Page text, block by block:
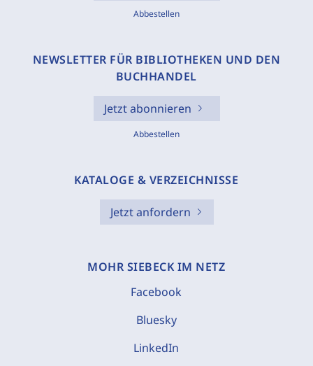
Abbestellen
NEWSLETTER FÜR BIBLIOTHEKEN UND DEN
BUCHHANDEL
Jetzt abonnieren
Abbestellen
KATALOGE & VERZEICHNISSE
Jetzt anfordern
MOHR SIEBECK IM NETZ
Facebook
Bluesky
LinkedIn